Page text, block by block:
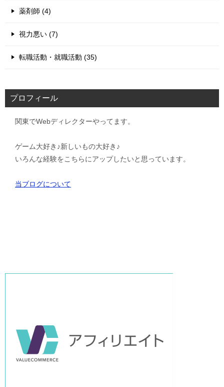
薬剤師 (4)
視力悪い (7)
転職活動・就職活動 (35)
プロフィール
関東でWebディレクターやってます。
ゲーム大好き♪新しいもの大好き♪
いろんな経験をこちらにアップしたいと思っています。
当ブログについて